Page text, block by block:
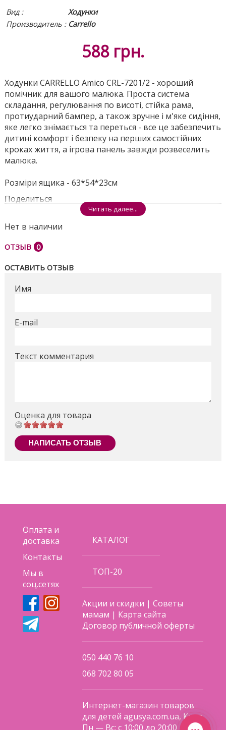
Вид :
Ходунки
Производитель : Carrello
588 грн.
Ходунки CARRELLO Amico CRL-7201/2 - хороший
помічник для вашого малюка. Проста система
складання, регулювання по висоті, стійка рама,
протиударний бампер, а також зручне і м'яке сидіння,
яке легко знімається та переться - все це забезпечить
дитині комфорт і безпеку на перших самостійних
кроках життя, а ігрова панель завжди розвеселить
малюка.
Розміри ящика - 63*54*23см
Поделиться
Читать далее...
Нет в наличии
ОТЗЫВ 0
ОСТАВИТЬ ОТЗЫВ
Имя
E-mail
Текст комментария
Оценка для товара
НАПИСАТЬ ОТЗЫВ
Оплата и
доставка
Контакты
Мы в
соц.сетях
КАТАЛОГ
ТОП-20
Акции и скидки |Советы
мамам | Карта сайта
Договор публичной оферты
050 440 76 10
068 702 80 05
Интернет-магазин товаров
для детей agusya.com.ua, Киев
Пн — Вс: с 10:00 до 20:00